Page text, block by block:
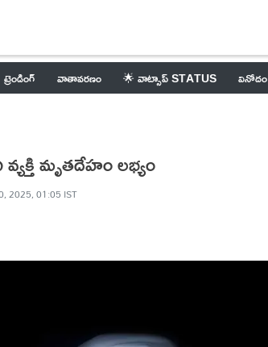
ట్రెండింగ్ వాతావరణం 🌟 వాట్సాప్ STATUS వినోదం
మృతదేహం లభ్యం
2025, 01:05 IST